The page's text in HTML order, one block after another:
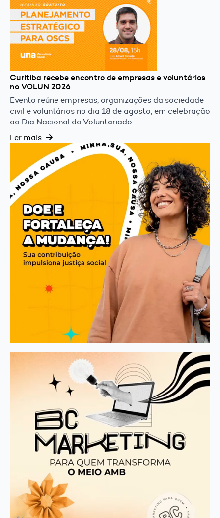
Curitiba recebe encontro de empresas e voluntários
no VOLUN 2026
Evento reúne empresas, organizações da sociedade
civil e voluntários no dia 18 de agosto, em celebração
ao Dia Nacional do Voluntariado
Ler mais